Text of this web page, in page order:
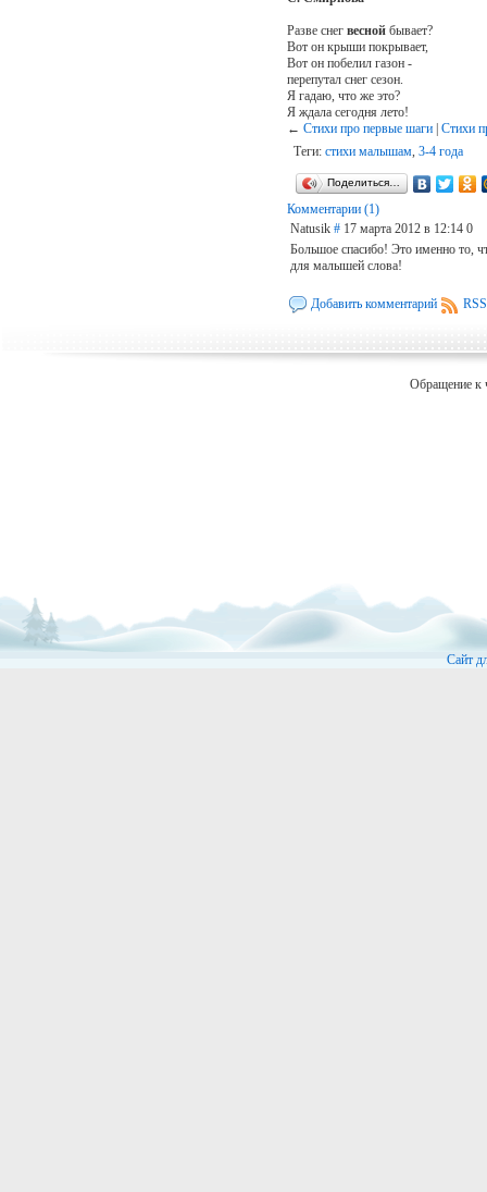
Разве снег веснойбывает?
Вот он крыши покрывает,
Вот он побелил газон -
перепутал снег сезон.
Я гадаю, что же это?
Я ждала сегодня лето!
← Стихи про первые шаги| Стихи
Теги: стихи малышам, 3-4 года
Поделиться…
Комментарии (1)
Natusik # 17 марта 2012 в 12:14 0
Большое спасибо! Это именно то,
для малышей слова!
Добавить комментарий
Обращение к
Сайт